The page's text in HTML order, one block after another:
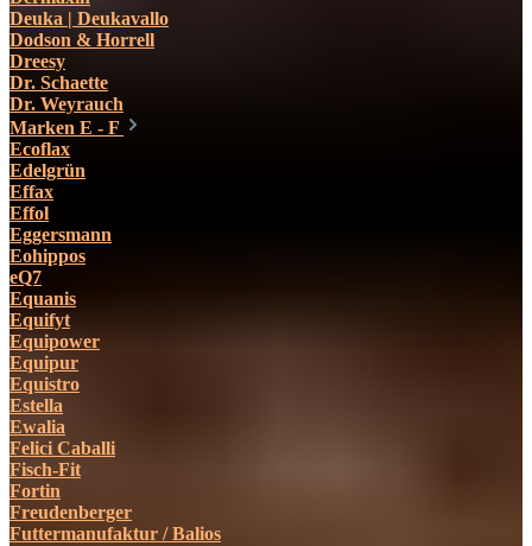
Deuka | Deukavallo
Dodson & Horrell
Dreesy
Dr. Schaette
Dr. Weyrauch
Marken E - F
Ecoflax
Edelgrün
Effax
Effol
Eggersmann
Eohippos
eQ7
Equanis
Equifyt
Equipower
Equipur
Equistro
Estella
Ewalia
Felici Caballi
Fisch-Fit
Fortin
Freudenberger
Futtermanufaktur / Balios